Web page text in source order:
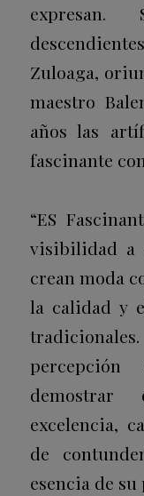
Zuloaga,
maestro
años las
fascinante
“ES
visibilidad a
crean moda
la calidad y
excelencia,
de
esencia de su